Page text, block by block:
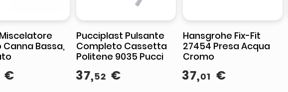
Canna Bassa,
€
Pucciplast Pulsante
Completo Cassetta
Politene 9035 Pucci
37,52 €
Hansgrohe Fix-Fit
27454 Presa Acqua
Cromo
37,01 €